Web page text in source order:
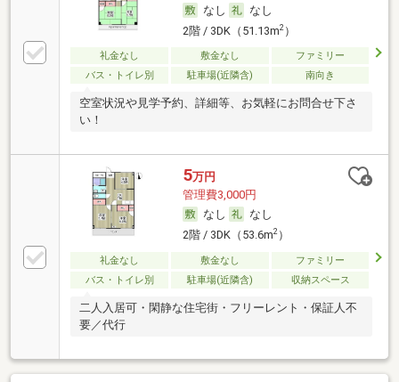
なし
なし
2階 / 3DK（51.13m2）
礼金なし 敷金なし
ファミリー
バス・トイレ別
駐車場(近隣含) 南向き
空室状況や見学予約、詳細等、お気軽にお問合せ下さ
い！
5万円
管理費3,000円
なし
なし
2階 / 3DK（53.6m2）
礼金なし 敷金なし
ファミリー
バス・トイレ別
駐車場(近隣含) 収納スペース
二人入居可・閑静な住宅街・フリーレント・保証人不
要／代行